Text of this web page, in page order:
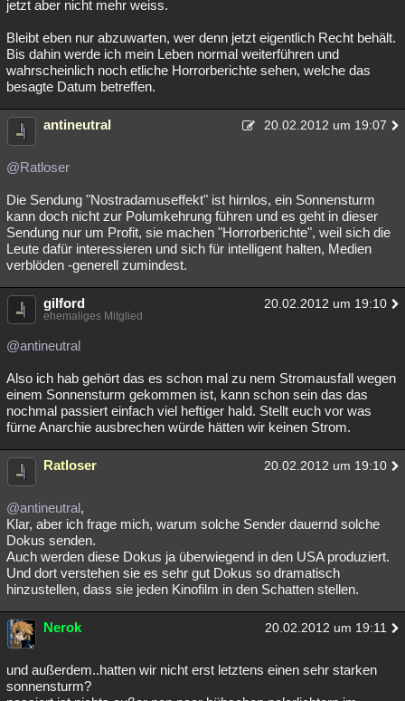
jetzt aber nicht mehr weiss.
Bleibt eben nur abzuwarten, wer denn jetzt eigentlich Recht behält.
Bis dahin werde ich mein Leben normal weiterführen und
wahrscheinlich noch etliche Horrorberichte sehen, welche das
besagte Datum betreffen.
antineutral 20.02.2012 um 19:07
@Ratloser
Die Sendung "Nostradamuseffekt" ist hirnlos, ein Sonnensturm
kann doch nicht zur Polumkehrung führen und es geht in dieser
Sendung nur um Profit, sie machen "Horrorberichte", weil sich die
Leute dafür interessieren und sich für intelligent halten, Medien
verblöden -generell zumindest.
gilford 20.02.2012 um 19:10
ehemaliges Mitglied
@antineutral
Also ich hab gehört das es schon mal zu nem Stromausfall wegen
einem Sonnensturm gekommen ist, kann schon sein das das
nochmal passiert einfach viel heftiger hald. Stellt euch vor was
fürne Anarchie ausbrechen würde hätten wir keinen Strom.
Ratloser 20.02.2012 um 19:10
@antineutral,
Klar, aber ich frage mich, warum solche Sender dauernd solche
Dokus senden.
Auch werden diese Dokus ja überwiegend in den USA produziert.
Und dort verstehen sie es sehr gut Dokus so dramatisch
hinzustellen, dass sie jeden Kinofilm in den Schatten stellen.
Nerok 20.02.2012 um 19:11
und außerdem..hatten wir nicht erst letztens einen sehr starken
sonnensturm?